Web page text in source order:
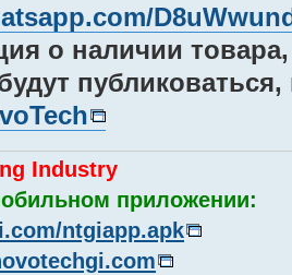
о наличии
Industry
приложении:
ntgiapp.apk